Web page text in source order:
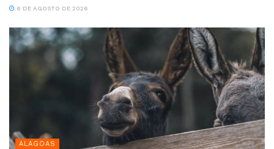
6 DE AGOSTO DE 2026
ALAGOAS